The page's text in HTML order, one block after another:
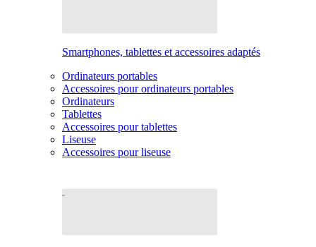
Smartphones, tablettes et accessoires adaptés
Ordinateurs portables
Accessoires pour ordinateurs portables
Ordinateurs
Tablettes
Accessoires pour tablettes
Liseuse
Accessoires pour liseuse